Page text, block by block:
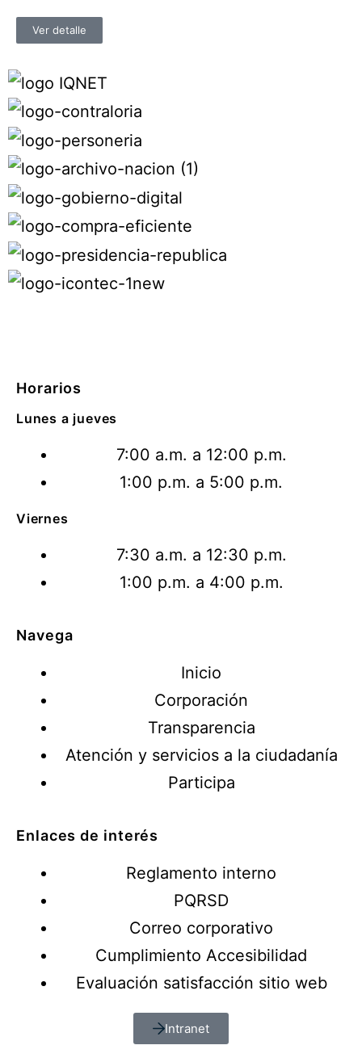
Ver detalle
Horarios
Lunes a jueves
7:00 a.m. a 12:00 p.m.
1:00 p.m. a 5:00 p.m.
Viernes
7:30 a.m. a 12:30 p.m.
1:00 p.m. a 4:00 p.m.
Navega
Inicio
Corporación
Transparencia
Atención y servicios a la ciudadanía
Participa
Enlaces de interés
Reglamento interno
PQRSD
Correo corporativo
Cumplimiento Accesibilidad
Evaluación satisfacción sitio web
Intranet